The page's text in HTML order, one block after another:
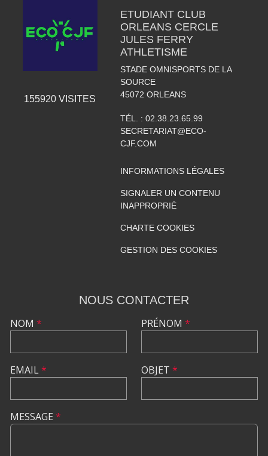
155920 VISITES
ETUDIANT CLUB
ORLEANS CERCLE
JULES FERRY
ATHLETISME
STADE OMNISPORTS DE LA
SOURCE
45072 ORLEANS
TÉL. : 02.38.23.65.99
SECRETARIAT@ECO-
CJF.COM
INFORMATIONS LÉGALES
SIGNALER UN CONTENU
INAPPROPRIÉ
CHARTE COOKIES
GESTION DES COOKIES
NOUS CONTACTER
NOM *
EMAIL*
PRÉNOM *
OBJET *
MESSAGE *